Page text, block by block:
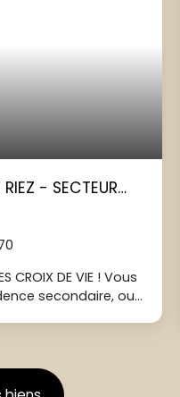
- SECTEUR
CROIX DE VIE ! Vous
secondaire, ou
Hilaire De Riez.
vous